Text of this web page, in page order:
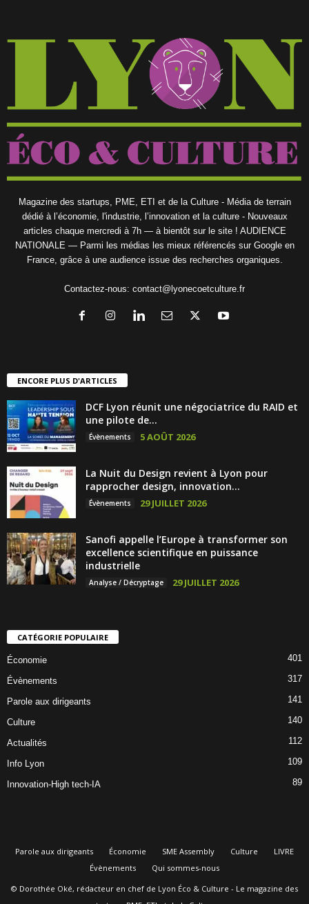
Magazine des startups, PME, ETI et de la Culture - Média de terrain
dédié à l’économie, l'industrie, l’innovation et la culture - Nouveaux
articles chaque mercredi à 7h — à bientôt sur le site ! AUDIENCE
NATIONALE — Parmi les médias les mieux référencés sur Google en
France, grâce à une audience issue des recherches organiques.
Contactez-nous: contact@lyonecoetculture.fr
ENCORE PLUS D'ARTICLES
DCF Lyon réunit une négociatrice du RAID et
une pilote de...
Évènements 5 AOÛT 2026
La Nuit du Design revient à Lyon pour
rapprocher design, innovation...
Évènements 29 JUILLET 2026
Sanofi appelle l’Europe à transformer son
excellence scientifique en puissance
industrielle
Analyse / Décryptage 29 JUILLET 2026
CATÉGORIE POPULAIRE
Économie 401
Évènements 317
Parole aux dirigeants 141
Culture 140
Actualités 112
Info Lyon 109
Innovation-High tech-IA 89
Parole aux dirigeants Économie SME Assembly Culture
LIVRE
Évènements
Qui sommes-nous
© Dorothée Oké, rédacteur en chef de Lyon Éco & Culture - Le magazine des